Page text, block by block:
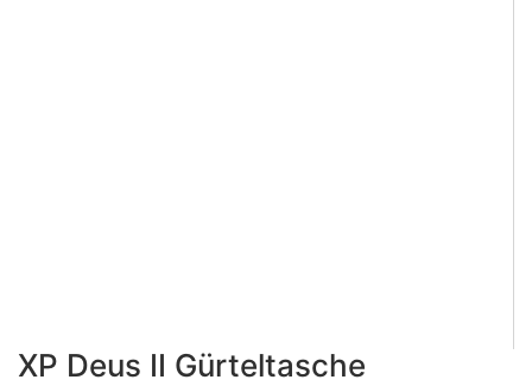
XP Deus II Gürteltasche